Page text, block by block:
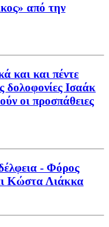
από την
και και πέντε
δολοφονίες Ισαάκ
οι προσπάθειες
- Φόρος
Κώστα Λιάκκα